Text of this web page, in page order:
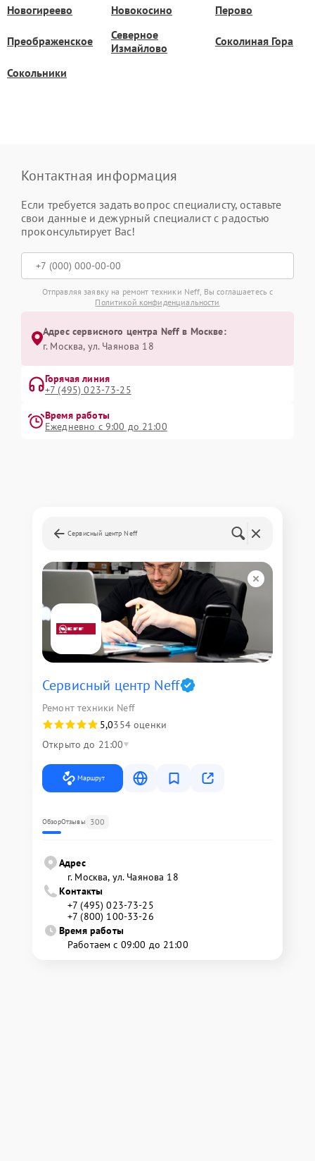
Новогиреево Новокосино Перово
Преображенское
Северное
Измайлово
Соколиная Гора
Сокольники
Контактная информация
Если требуется задать вопрос специалисту, оставьте
свои данные и дежурный специалист с радостью
проконсультирует Вас!
Отправляя заявку на ремонт техники Neff, Вы соглашаетесь с
Политикой конфиденциальности
Адрес сервисного центра Neff в Москве:
г. Москва, ул. Чаянова 18
Горячая линия
+7 (495) 023-73-25
Время работы
Ежедневно с 9:00 до 21:00
Сервисный центр Neff
Сервисный центр Neff
Ремонт техники Neff
5,0354 оценки
Открыто до 21:00
Маршрут
ОбзорОтзывы 300
Адрес
г. Москва, ул. Чаянова 18
Контакты
+7 (495) 023-73-25
+7 (800) 100-33-26
Время работы
Работаем с 09:00 до 21:00